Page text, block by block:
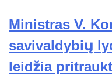
Ministras V.
savivaldybių
leidžia